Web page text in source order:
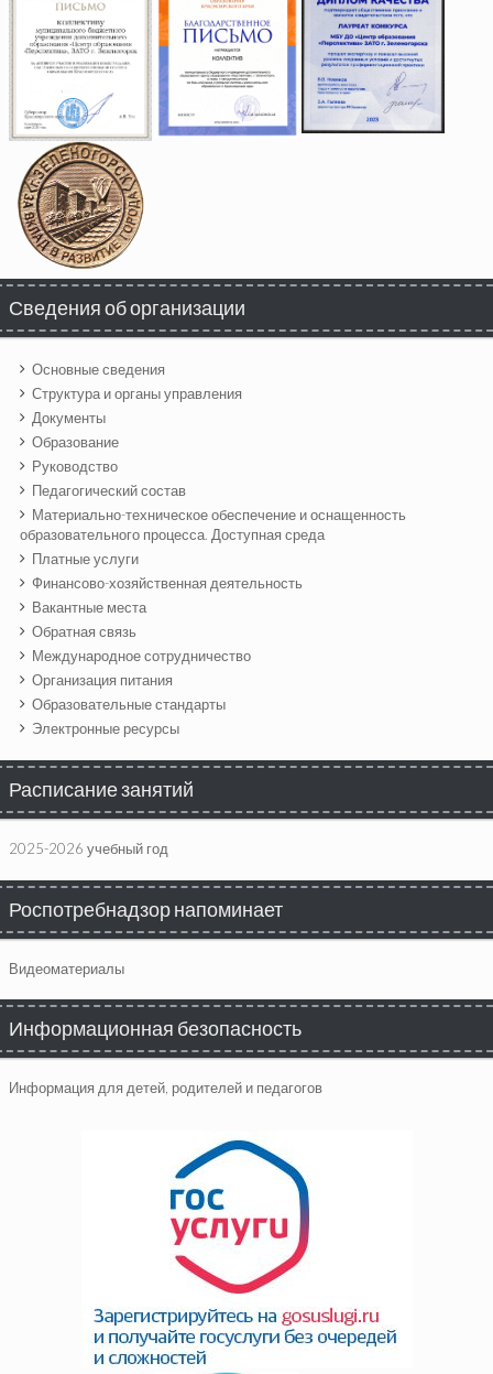
Сведения об организации
Основные сведения
Структура и органы управления
Документы
Образование
Руководство
Педагогический состав
Материально-техническое обеспечение и оснащенность
образовательного процесса. Доступная среда
Платные услуги
Финансово-хозяйственная деятельность
Вакантные места
Обратная связь
Международное сотрудничество
Организация питания
Образовательные стандарты
Электронные ресурсы
Расписание занятий
2025-2026 учебный год
Роспотребнадзор напоминает
Видеоматериалы
Информационная безопасность
Информация для детей, родителей и педагогов